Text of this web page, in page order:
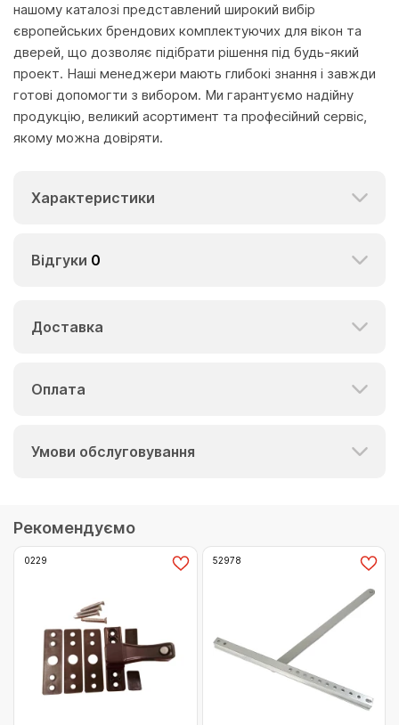
нашому каталозі представлений широкий вибір
європейських брендових комплектуючих для вікон та
дверей, що дозволяє підібрати рішення під будь-який
проект. Наші менеджери мають глибокі знання і завжди
готові допомогти з вибором. Ми гарантуємо надійну
продукцію, великий асортимент та професійний сервіс,
якому можна довіряти.
Характеристики
Відгуки 0
Доставка
Оплата
Умови обслуговування
Рекомендуємо
0229 52978